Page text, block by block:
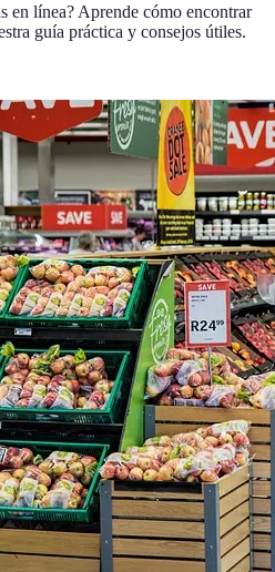
en línea? Aprende cómo encontrar
guía práctica y consejos útiles.